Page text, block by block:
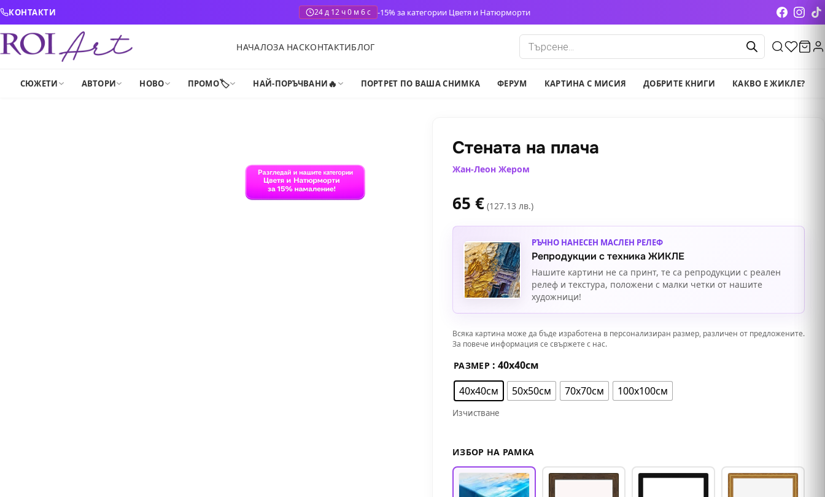
Skip to content
КОНТАКТИ 24 д 12 ч 0 м 5 с -15% за категории Цветя и Натюрморти
НАЧАЛОЗА НАСКОНТАКТИБЛОГ
Products
search
СЮЖЕТИ АВТОРИ НОВО ПРОМО🏷️ НАЙ-ПОРЪЧВАНИ🔥 ПОРТРЕТ ПО ВАША СНИМКА ФЕРУМ КАРТИНА С МИСИЯ ДОБРИТЕ КНИГИ КАКВО Е ЖИКЛЕ?
Стената на плача
Жан-Леон Жером
65 € (127.13 лв.)
РЪЧНО НАНЕСЕН МАСЛЕН РЕЛЕФ
Репродукции с техника ЖИКЛЕ
Нашите картини не са принт, те са репродукции с реален
релеф и текстура, положени с малки четки от нашите
художници!
Всяка картина може да бъде изработена в персонализиран размер, различен от предложените.
За повече информация се свържете с нас.
РАЗМЕР : 40х40см
40х40см
50х50см 70х70см 100х100см
Изчистване
ИЗБОР НА РАМКА